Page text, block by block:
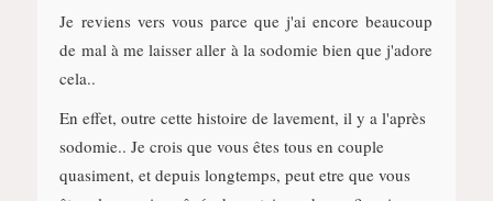
Je reviens vers vous parce que j'ai encore beaucoup
de mal à me laisser aller à la sodomie bien que j'adore
cela..
En effet, outre cette histoire de lavement, il y a l'après
sodomie.. Je crois que vous êtes tous en couple
quasiment, et depuis longtemps, peut etre que vous